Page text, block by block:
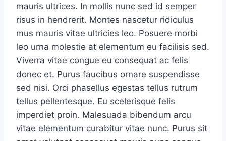
mauris ultrices. In mollis nunc sed id semper
risus in hendrerit. Montes nascetur ridiculus
mus mauris vitae ultricies leo. Posuere morbi
leo urna molestie at elementum eu facilisis sed.
Viverra vitae congue eu consequat ac felis
donec et. Purus faucibus ornare suspendisse
sed nisi. Orci phasellus egestas tellus rutrum
tellus pellentesque. Eu scelerisque felis
imperdiet proin. Malesuada bibendum arcu
vitae elementum curabitur vitae nunc. Purus sit